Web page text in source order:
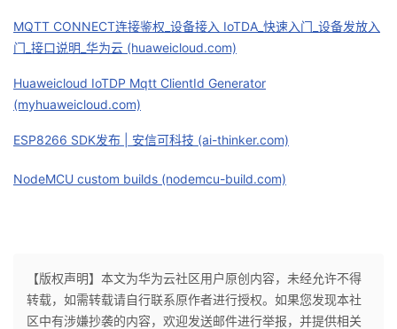
MQTT CONNECT连接鉴权_设备接入 IoTDA_快速入门_设备发放入
门_接口说明_华为云 (huaweicloud.com)
Huaweicloud IoTDP Mqtt ClientId Generator
(myhuaweicloud.com)
ESP8266 SDK发布 | 安信可科技 (ai-thinker.com)
NodeMCU custom builds (nodemcu-build.com)
【版权声明】本文为华为云社区用户原创内容，未经允许不得
转载，如需转载请自行联系原作者进行授权。如果您发现本社
区中有涉嫌抄袭的内容，欢迎发送邮件进行举报，并提供相关